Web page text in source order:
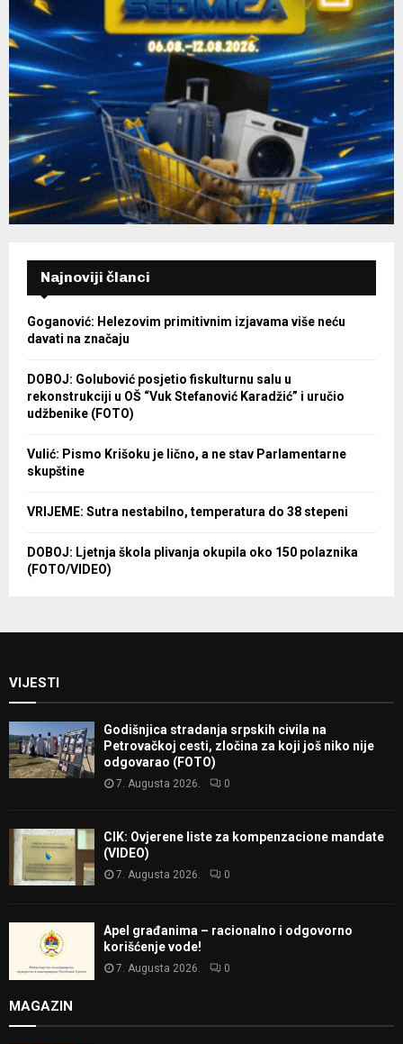
Najnoviji članci
Goganović: Helezovim primitivnim izjavama više neću
davati na značaju
DOBOJ: Golubović posjetio fiskulturnu salu u
rekonstrukciji u OŠ “Vuk Stefanović Karadžić” i uručio
udžbenike (FOTO)
Vulić: Pismo Krišoku je lično, a ne stav Parlamentarne
skupštine
VRIJEME: Sutra nestabilno, temperatura do 38 stepeni
DOBOJ: Ljetnja škola plivanja okupila oko 150 polaznika
(FOTO/VIDEO)
VIJESTI
Godišnjica stradanja srpskih civila na
Petrovačkoj cesti, zločina za koji još niko nije
odgovarao (FOTO)
7. Augusta 2026. 0
CIK: Ovjerene liste za kompenzacione mandate
(VIDEO)
7. Augusta 2026. 0
Apel građanima – racionalno i odgovorno
korišćenje vode!
7. Augusta 2026. 0
MAGAZIN